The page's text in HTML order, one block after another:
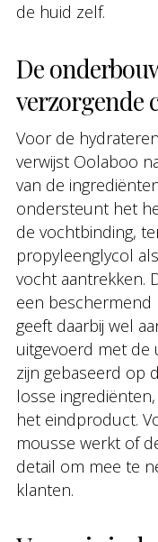
de huid zelf.
De
verzorgende
Voor de
verwijst Oolaboo
van de
ondersteunt het
de vochtbinding,
propyleenglycol
vocht aantrekken.
een beschermend
geeft daarbij wel
uitgevoerd met de
zijn gebaseerd op
losse
het eindproduct.
mousse werkt of
detail om mee te
klanten.